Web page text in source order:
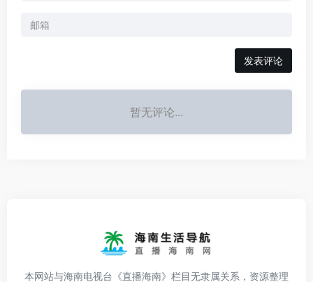
发表评论
暂无评论...
本网站与海南电视台《直播海南》栏目无隶属关系，资源整理